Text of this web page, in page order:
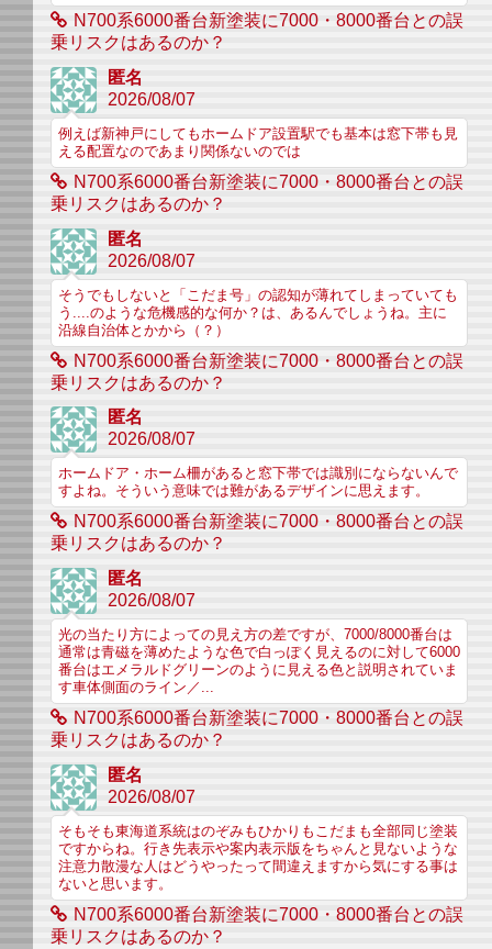
N700系6000番台新塗装に7000・8000番台との誤
乗リスクはあるのか？
匿名
2026/08/07
例えば新神戸にしてもホームドア設置駅でも基本は窓下帯も見
える配置なのであまり関係ないのでは
N700系6000番台新塗装に7000・8000番台との誤
乗リスクはあるのか？
匿名
2026/08/07
そうでもしないと「こだま号」の認知が薄れてしまっていても
う....のような危機感的な何か？は、あるんでしょうね。主に
沿線自治体とかから（？）
N700系6000番台新塗装に7000・8000番台との誤
乗リスクはあるのか？
匿名
2026/08/07
ホームドア・ホーム柵があると窓下帯では識別にならないんで
すよね。そういう意味では難があるデザインに思えます。
N700系6000番台新塗装に7000・8000番台との誤
乗リスクはあるのか？
匿名
2026/08/07
光の当たり方によっての見え方の差ですが、7000/8000番台は
通常は青磁を薄めたような色で白っぽく見えるのに対して6000
番台はエメラルドグリーンのように見える色と説明されていま
す車体側面のライン／...
N700系6000番台新塗装に7000・8000番台との誤
乗リスクはあるのか？
匿名
2026/08/07
そもそも東海道系統はのぞみもひかりもこだまも全部同じ塗装
ですからね。行き先表示や案内表示版をちゃんと見ないような
注意力散漫な人はどうやったって間違えますから気にする事は
ないと思います。
N700系6000番台新塗装に7000・8000番台との誤
乗リスクはあるのか？